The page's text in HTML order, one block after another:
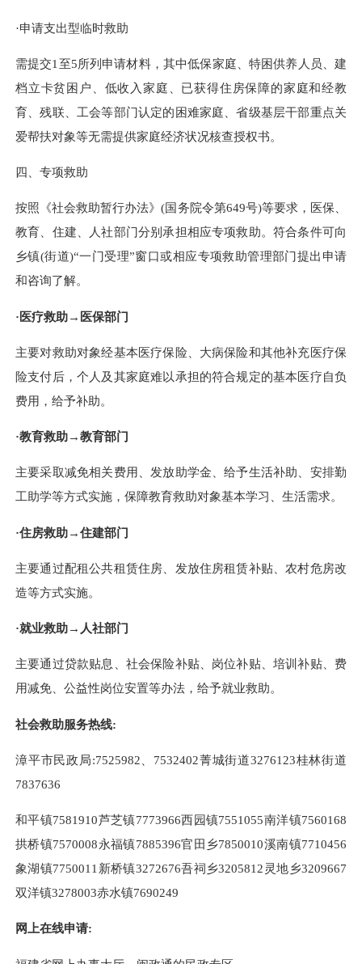
·申请支出型临时救助
需提交1至5所列申请材料，其中低保家庭、特困供养人员、建
档立卡贫困户、低收入家庭、已获得住房保障的家庭和经教
育、残联、工会等部门认定的困难家庭、省级基层干部重点关
爱帮扶对象等无需提供家庭经济状况核查授权书。
四、专项救助
按照《社会救助暂行办法》(国务院令第649号)等要求，医保、
教育、住建、人社部门分别承担相应专项救助。符合条件可向
乡镇(街道)“一门受理”窗口或相应专项救助管理部门提出申请
和咨询了解。
·医疗救助→医保部门
主要对救助对象经基本医疗保险、大病保险和其他补充医疗保
险支付后，个人及其家庭难以承担的符合规定的基本医疗自负
费用，给予补助。
·教育救助→教育部门
主要采取减免相关费用、发放助学金、给予生活补助、安排勤
工助学等方式实施，保障教育救助对象基本学习、生活需求。
·住房救助→住建部门
主要通过配租公共租赁住房、发放住房租赁补贴、农村危房改
造等方式实施。
·就业救助→人社部门
主要通过贷款贴息、社会保险补贴、岗位补贴、培训补贴、费
用减免、公益性岗位安置等办法，给予就业救助。
社会救助服务热线:
漳平市民政局:7525982 7532402菁城街道3276123桂林街道
7837636
和平镇7581910芦芝镇7773966西园镇7551055南洋镇7560168
拱桥镇7570008永福镇7885396官田乡7850010溪南镇7710456
象湖镇7750011新桥镇3272676吾祠乡3205812灵地乡3209667
双洋镇3278003赤水镇7690249
网上在线申请: